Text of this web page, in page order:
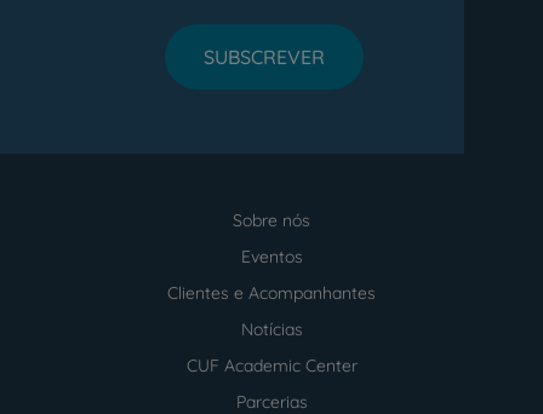
SUBSCREVER
Sobre nós
Eventos
Clientes e Acompanhantes
Notícias
CUF Academic Center
Parcerias